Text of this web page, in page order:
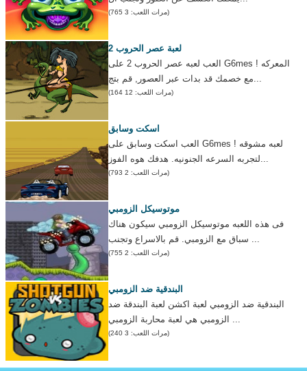
(مرات اللعب: 3 765)
لعبة عصر الحروب 2
العب لعبه عصر الحروب 2 على G6mes ! المعركه
مع خصمك قد بدات عبر العصور, قم بتج...
(مرات اللعب: 12 164)
اسكت وسابق
العب اسكت وسابق على G6mes ! لعبه مشوقه
لتجربه السرعه الجنونيه. هدفك هوه الفوز...
(مرات اللعب: 2 793)
موتوسيكل الزومبي
فى هذه اللعبه موتوسيكل الزومبي سيكون هناك
سباق مع الزومبي. قم بالاسراع وتجنب ...
(مرات اللعب: 2 755)
البندقية ضد الزومبي
البندقية ضد الزومبي لعبة اكشن لعبة البندقة ضد
الزومبي هي لعبة محاربة الزومبي ...
(مرات اللعب: 3 240)